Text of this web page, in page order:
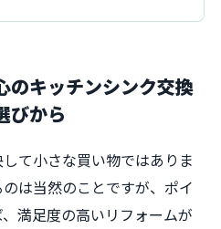
のキッチンシンク交換
びから
て小さな買い物ではありま
は当然のことですが、ポイ
満足度の高いリフォームが